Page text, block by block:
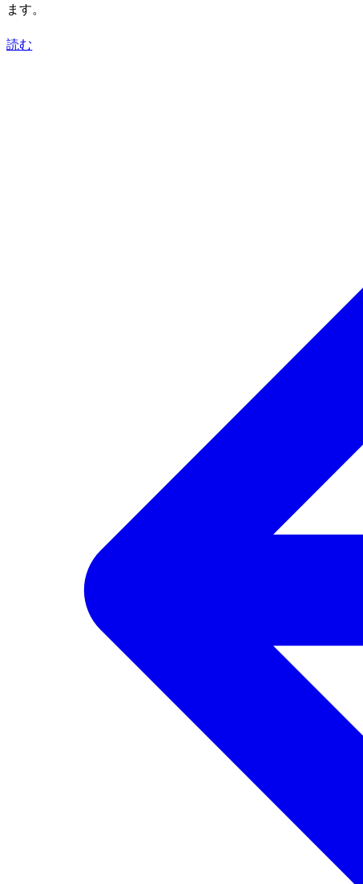
ます。
読む